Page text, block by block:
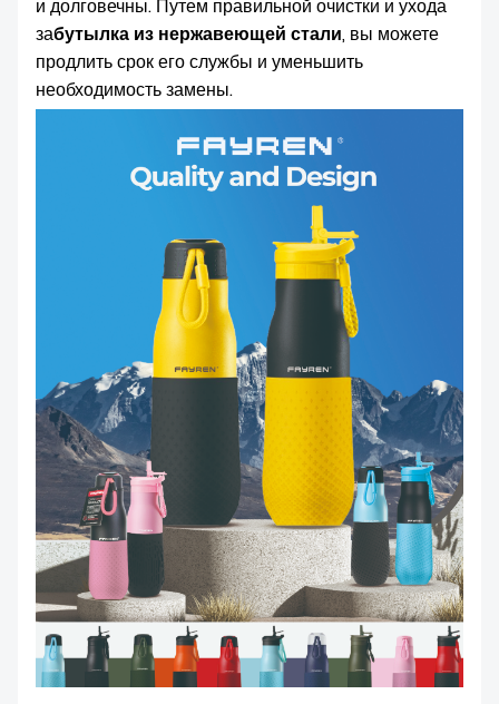
и долговечны. Путем правильной очистки и ухода
забутылка из нержавеющей стали, вы можете
продлить срок его службы и уменьшить
необходимость замены.